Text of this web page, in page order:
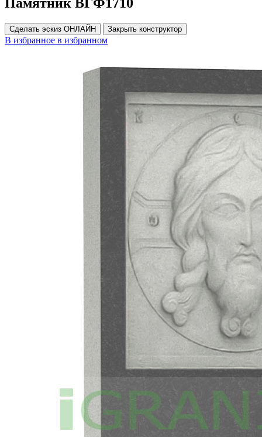
Памятник ВГФ1710
Сделать эскиз ОНЛАЙН Закрыть конструктор
В избранное в избранном